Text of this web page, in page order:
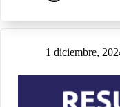
1 diciembre,